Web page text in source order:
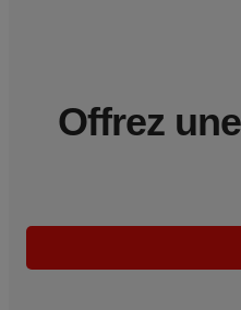
Offrez